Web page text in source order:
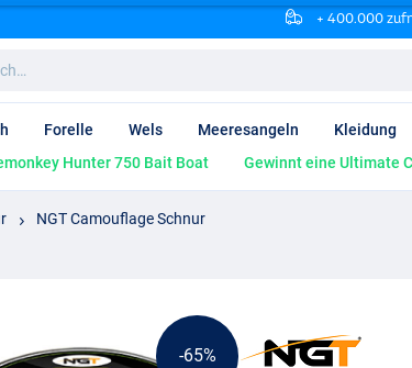
+ 400.000
Forelle Wels Meeresangeln Kleidung
Hunter 750 Bait Boat Gewinnt eine Ultimate
NGT Camouflage Schnur
-65%